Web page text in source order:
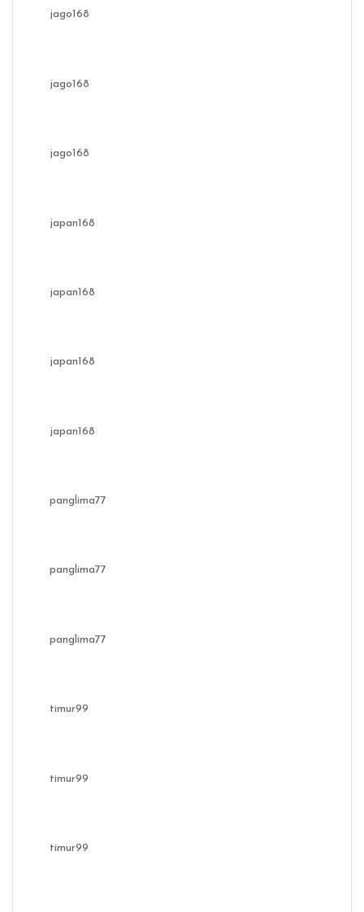
jago168
jago168
jago168
japan168
japan168
japan168
japan168
panglima77
panglima77
panglima77
timur99
timur99
timur99